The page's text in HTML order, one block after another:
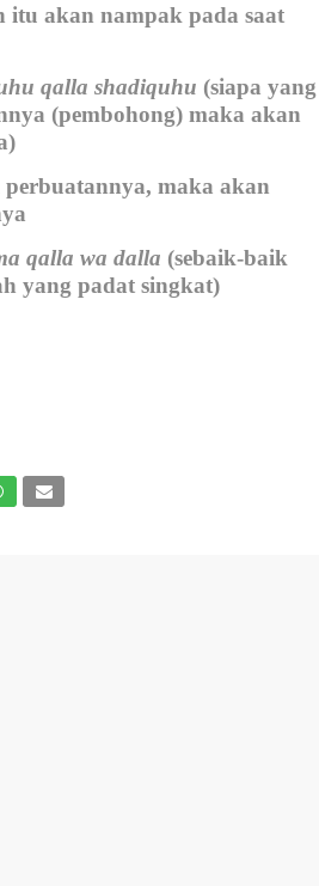
itu akan nampak pada saat
qalla shadiquhu (siapa yang
(pembohong) maka akan
maka akan
qalla wa dalla (sebaik-baik
yang padat singkat)